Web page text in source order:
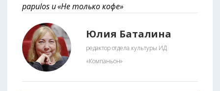
papulos и «Не только кофе»
Юлия Баталина
редактор отдела культуры ИД
«Компаньон»